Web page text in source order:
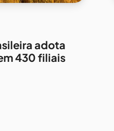
adota
430 filiais